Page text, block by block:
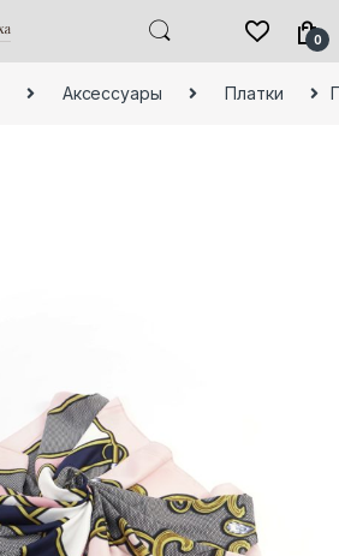
0
Аксессуары Платки